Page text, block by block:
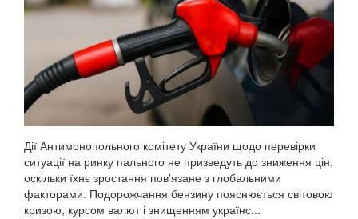
Дії Антимонопольного комітету України щодо перевірки
ситуації на ринку пального не призведуть до зниження цін,
оскільки їхнє зростання пов'язане з глобальними
факторами. Подорожчання бензину пояснюється світовою
кризою, курсом валют і знищенням українс...